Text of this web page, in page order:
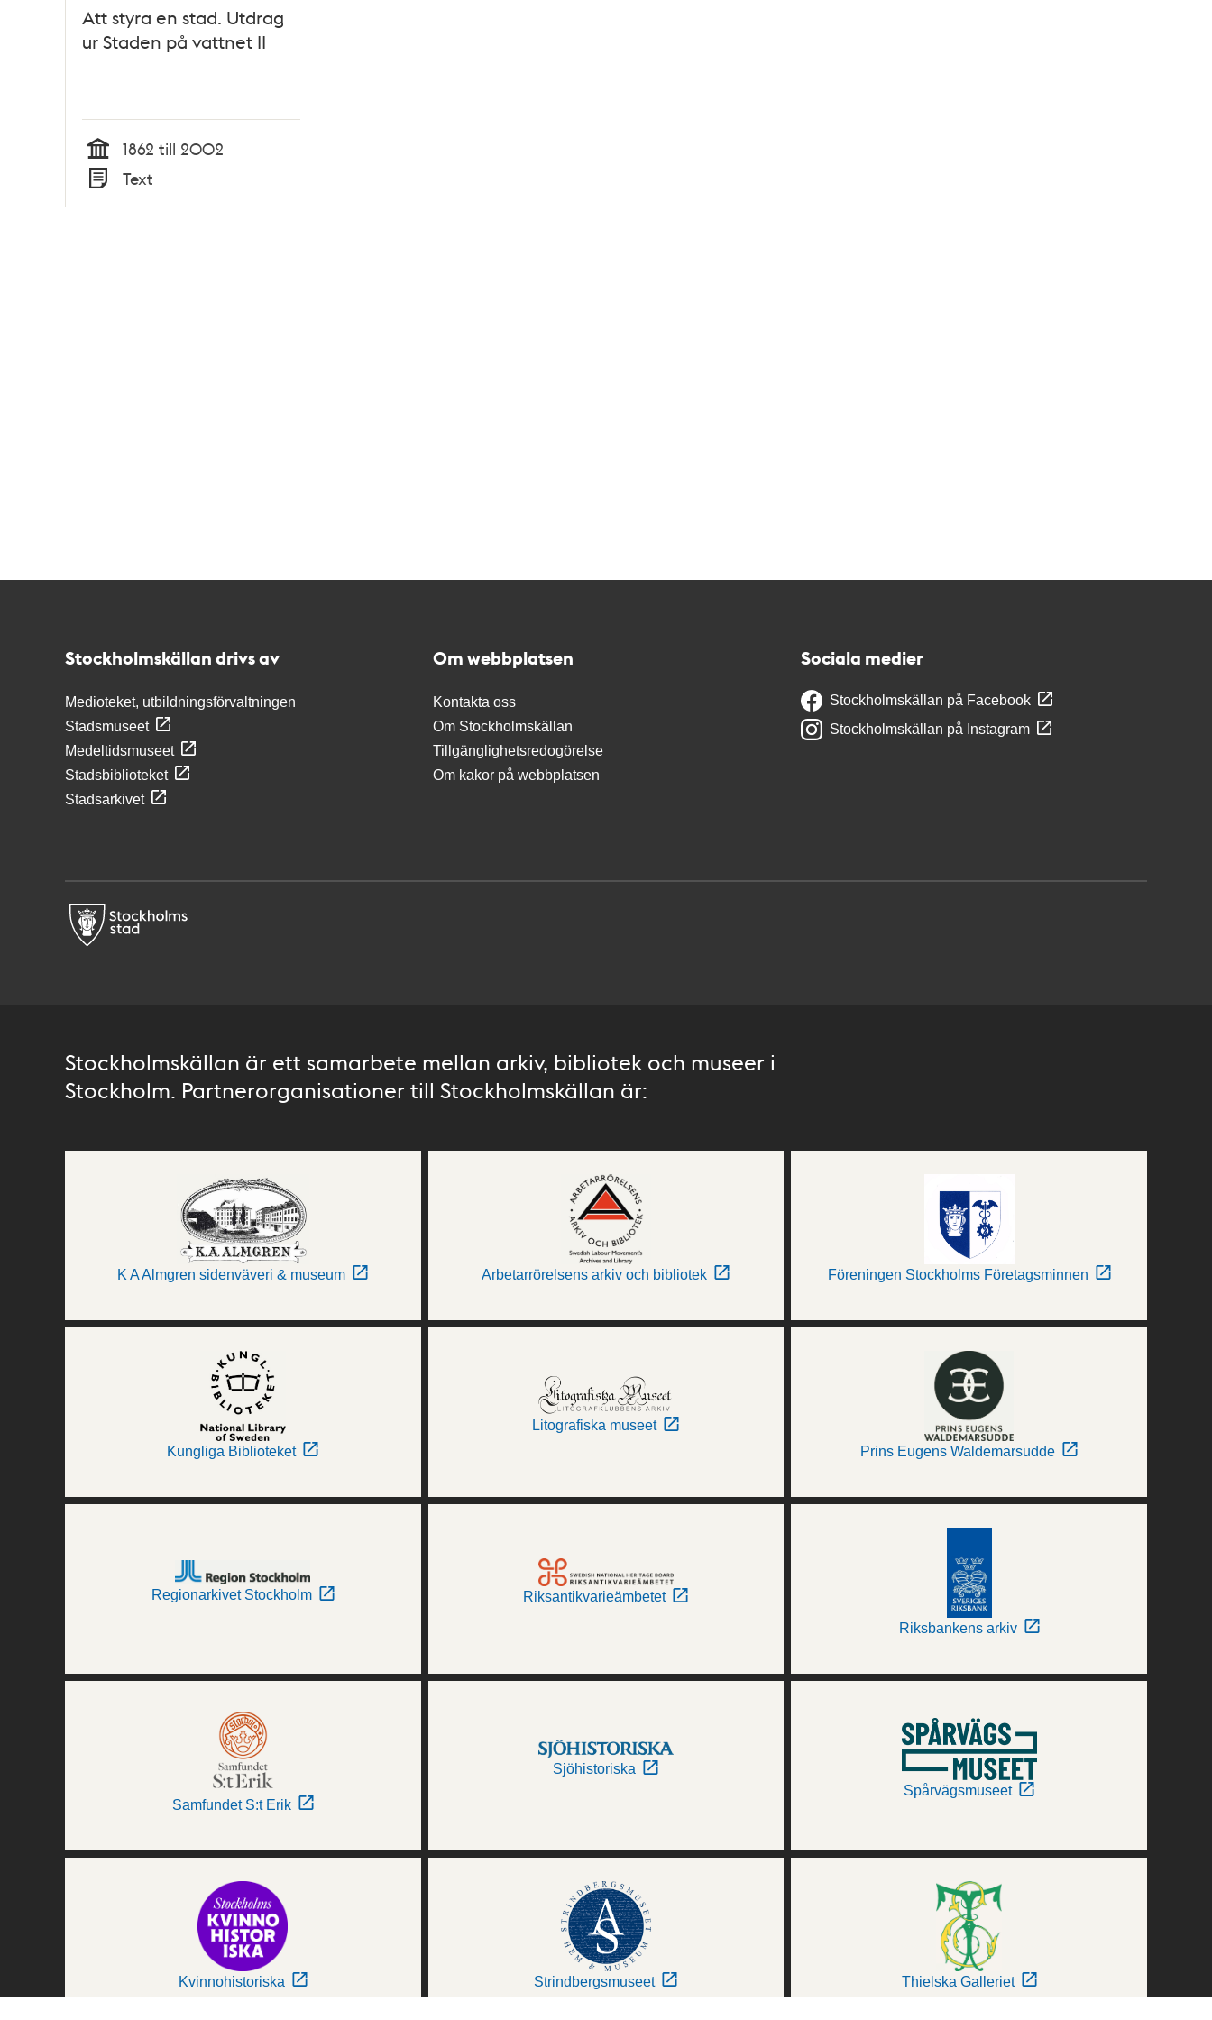
Att styra en stad. Utdrag
ur Staden på vattnet II
Tid
1862 till 2002
Typ
Text
Stockholmskällan drivs av
Medioteket, utbildningsförvaltningen
Stadsmuseet
Medeltidsmuseet
Stadsbiblioteket
Stadsarkivet
Om webbplatsen
Kontakta oss
Om Stockholmskällan
Tillgänglighetsredogörelse
Om kakor på webbplatsen
Sociala medier
Stockholmskällan på Facebook
Stockholmskällan på Instagram
Stockholmskällan är ett samarbete mellan arkiv, bibliotek och museer i
Stockholm. Partnerorganisationer till Stockholmskällan är:
K A Almgren sidenväveri & museum Arbetarrörelsens arkiv och bibliotek Föreningen Stockholms Företagsminnen
Kungliga Biblioteket
Litografiska museet
Prins Eugens Waldemarsudde
Regionarkivet Stockholm Riksantikvarieämbetet
Riksbankens arkiv
Samfundet S:t Erik
Sjöhistoriska
Spårvägsmuseet
Kvinnohistoriska Strindbergsmuseet Thielska Galleriet